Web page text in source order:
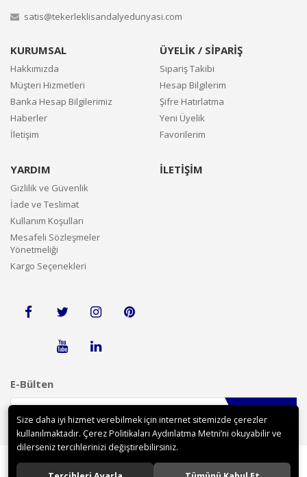
satis@tekerleklisandalyedunyasi.com
KURUMSAL
Hakkımızda
Müşteri Hizmetleri
Banka Hesap Bilgilerimiz
Haberler
İletişim
ÜYELİK / SİPARİŞ
Sipariş Takibi
Hesap Bilgilerim
Şifre Hatırlatma
Yeni Üyelik
Favorilerim
YARDIM
Gizlilik ve Güvenlik
İade ve Teslimat
Kullanım Koşulları
Mesafeli Sözleşmeler
Yönetmeliği
Kargo Seçenekleri
İLETİŞİM
E-Bülten
Size daha iyi hizmet verebilmek için internet sitemizde çerezler
kullanılmaktadır. Çerez Politikaları Aydınlatma Metni’ni okuyabilir ve
dilerseniz tercihlerinizi değiştirebilirsiniz.